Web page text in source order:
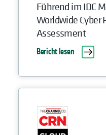
Führend im IDC
Worldwide Cyber
Assessment
Bericht lesen